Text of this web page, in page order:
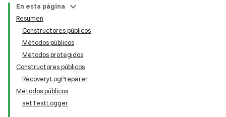
En esta página
Resumen
Constructores públicos
Métodos públicos
Métodos protegidos
Constructores públicos
RecoveryLogPreparer
Métodos públicos
setTestLogger